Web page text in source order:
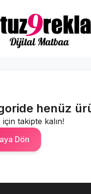
henüz
takipte kalın!
Dön